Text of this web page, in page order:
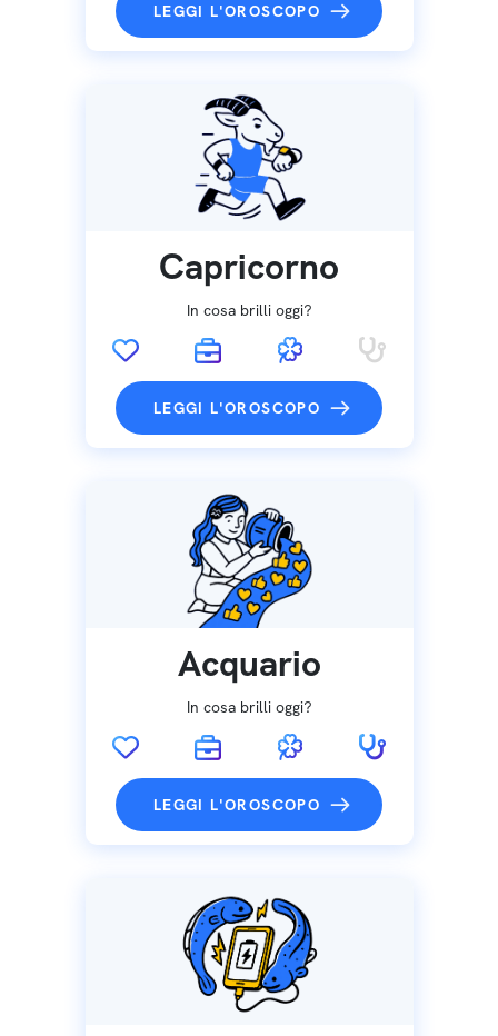
LEGGI L'OROSCOPO
Capricorno
In cosa brilli oggi?
LEGGI L'OROSCOPO
Acquario
In cosa brilli oggi?
LEGGI L'OROSCOPO